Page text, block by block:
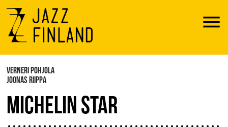
Menu
VERNERI POHJOLA
JOONAS RIIPPA
MICHELIN STAR